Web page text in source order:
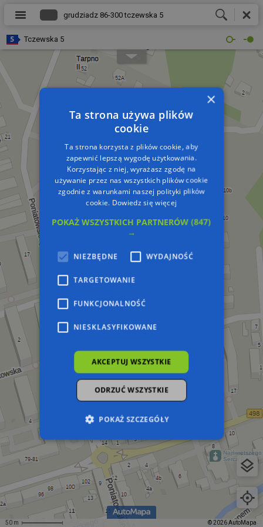
50 m © 2026 AutoMapa
Tczewska 5
×
Ta strona używa plików
cookie
Ta strona korzysta z plików cookie, aby
zapewnić lepszą wygodę użytkowania.
Korzystając z niej, wyrażasz zgodę na
używanie przez nas wszystkich plików cookie
zgodnie z warunkami naszej polityki plików
cookie. Dowiedz się więcej
POKAŻ WSZYSTKICH PARTNERÓW(847)
→
NIEZBĘDNE WYDAJNOŚĆ
TARGETOWANIE
FUNKCJONALNOŚĆ
NIESKLASYFIKOWANE
AKCEPTUJ WSZYSTKIE
ODRZUĆ WSZYSTKIE
POKAŻ SZCZEGÓŁY
Niezbędne Wydajność
Targetowanie
Funkcjonalność
Niesklasyfikowane
Niezbędne pliki cookie umożliwiają korzystanie z
podstawowych funkcji strony internetowej,
takich jak logowanie użytkownika i zarządzanie